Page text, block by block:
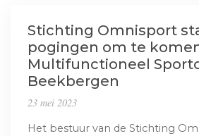
Stichting Omnisport
pogingen om te
Multifunctioneel
Beekbergen
23 mei 2023
Het bestuur van de Stichting